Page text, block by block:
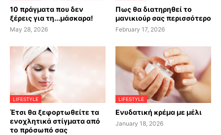
10 πράγματα που δεν
ξέρεις για τη...μάσκαρα!
May 28, 2026
Πως θα διατηρηθεί το
μανικιούρ σας περισσότερο
February 17, 2026
LIFESTYLE
Έτσι θα ξεφορτωθείτε τα
ενοχλητικά στίγματα από
το πρόσωπό σας
LIFESTYLE
Ενυδατική κρέμα με μέλι
January 18, 2026